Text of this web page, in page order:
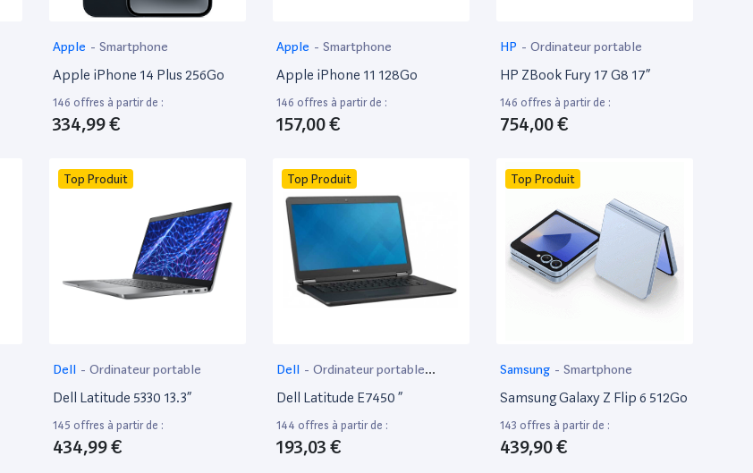
Apple - Smartphone
Apple iPhone 14 Plus 256Go
146 offres à partir de :
334,99 €
Apple - Smartphone
Apple iPhone 11 128Go
146 offres à partir de :
157,00 €
HP - Ordinateur portable
HP ZBook Fury 17 G8 17”
146 offres à partir de :
754,00 €
Top Produit
Dell - Ordinateur portable
Dell Latitude 5330 13.3”
145 offres à partir de :
434,99 €
Top Produit
Dell - Ordinateur portable
bureautique
Dell Latitude E7450 ”
144 offres à partir de :
193,03 €
Top Produit
Samsung - Smartphone
Samsung Galaxy Z Flip 6 512Go
143 offres à partir de :
439,90 €